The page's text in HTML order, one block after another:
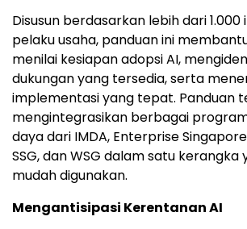
Disusun berdasarkan lebih dari
pelaku usaha, panduan ini
menilai kesiapan adopsi AI,
dukungan yang tersedia, serta
implementasi yang tepat. Panduan
mengintegrasikan berbagai
daya dari IMDA, Enterprise
SSG, dan WSG dalam satu kerangka
mudah digunakan.
Mengantisipasi Kerentanan AI